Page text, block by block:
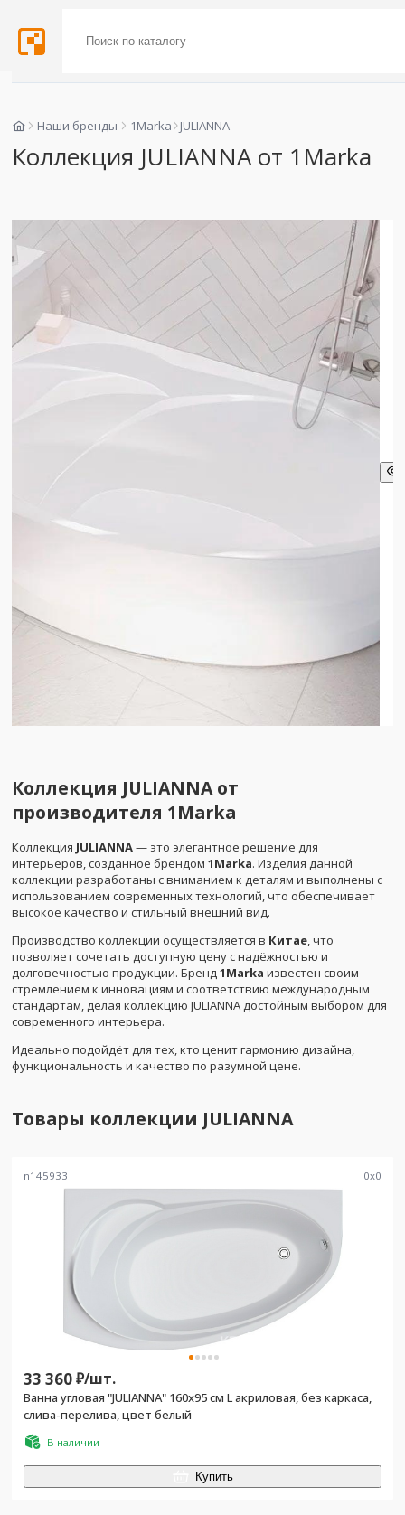
Наши бренды 1Marka JULIANNA
Коллекция JULIANNA от 1Marka
Коллекция JULIANNA от
производителя 1Marka
Коллекция JULIANNA— это элегантное решение для
интерьеров, созданное брендом 1Marka. Изделия данной
коллекции разработаны с вниманием к деталям и выполнены с
использованием современных технологий, что обеспечивает
высокое качество и стильный внешний вид.
Производство коллекции осуществляется в Китае, что
позволяет сочетать доступную цену с надёжностью и
долговечностью продукции. Бренд1Marka известен своим
стремлением к инновациям и соответствию международным
стандартам, делая коллекцию JULIANNA достойным выбором для
современного интерьера.
Идеально подойдёт для тех, кто ценит гармонию дизайна,
функциональность и качество по разумной цене.
Товары коллекции JULIANNA
n145933 0x0
33 360₽/шт.
Ванна угловая "JULIANNA" 160х95 см L акриловая, без каркаса,
слива-перелива, цвет белый
В наличии
Купить